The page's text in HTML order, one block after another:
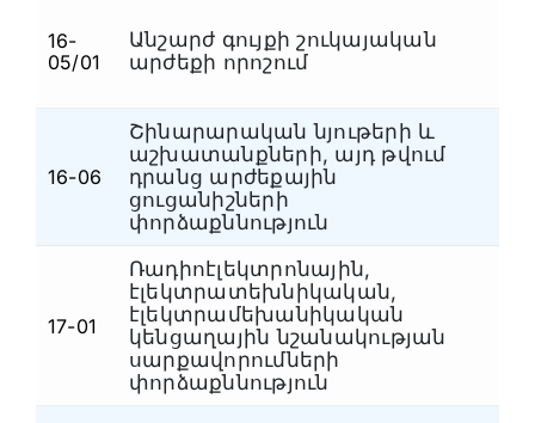
16-
05/01
Անշարժ գույքի շուկայական
արժեքի որոշում
16-06
Շինարարական նյութերի և
աշխատանքների, այդ թվում
դրանց արժեքային
ցուցանիշների
փորձաքննություն
17-01
Ռադիոէլեկտրոնային,
էլեկտրատեխնիկական,
էլեկտրամեխանիկական
կենցաղային նշանակության
սարքավորումների
փորձաքննություն